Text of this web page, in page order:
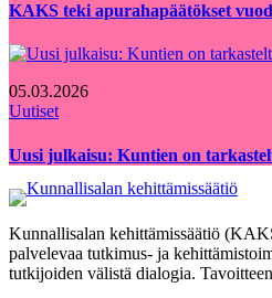
KAKS teki apurahapäätökset
05.03.2026
Uutiset
Uusi julkaisu: Kuntien on
Kunnallisalan kehittämissäätiö
palvelevaa tutkimus- ja
tutkijoiden välistä dialogia.